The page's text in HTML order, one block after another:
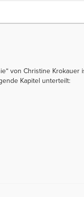
von Christine Krokauer
Kapitel unterteilt: